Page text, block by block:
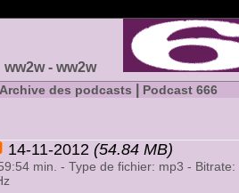
ww2w - ww2w
Archive des podcasts Podcast 666
14-11-2012 (54.84 MB)
min. - Type de fichier: mp3 -